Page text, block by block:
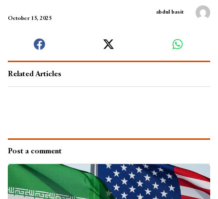
October 15, 2025
abdul basit
Related Articles
Post a comment